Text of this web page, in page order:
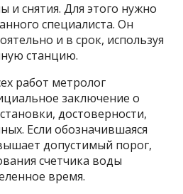
и снятия. Для этого нужно
специалиста. Он
и в срок, используя
станцию.
работ метролог
заключение о
достоверности,
Если обозначившаяся
допустимый порог,
счетчика воды
время.